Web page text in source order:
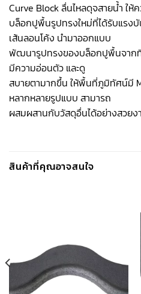
Curve Block ลื่นไหลดุจสายน้ำ ให้
บล็อกปูพื้นรูปทรงใหม่ที่ได้รับแรง
เส้นลอนโค้ง นำมาออกแบบ
พัฒนารูปทรงของบล็อกปูพื้นจากที่
มีความอ่อนตัว และดู
สบายตามากขึ้น ให้พื้นที่ภูมิทัศน์มี
หลากหลายรูปแบบ สามารถ
ผสมผสานกับวัสดุอื่นได้อย่างสวยง
สินค้าที่คุณอาจสนใจ